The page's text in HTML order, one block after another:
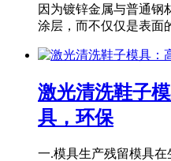
因为镀锌金属与普通钢
涂层，而不仅仅是表面
激光清洗鞋子
具，环保
一.模具生产残留模具